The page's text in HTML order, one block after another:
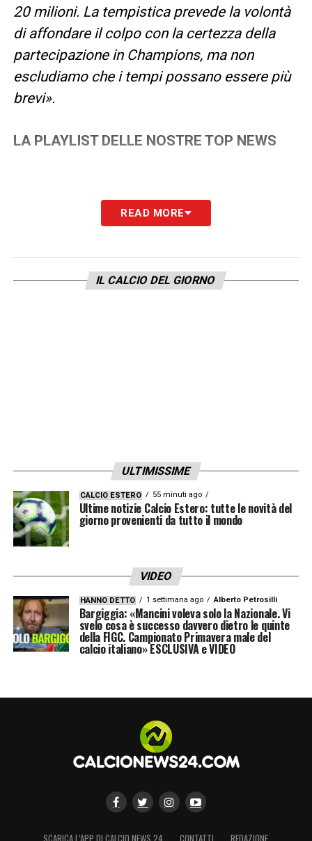
20 milioni. La tempistica prevede la volontà
di affondare il colpo con la certezza della
partecipazione in Champions, ma non
escludiamo che i tempi possano essere più
brevi».
LA PLAYLIST DELLE NOSTRE TOP NEWS
READ MORE
IL CALCIO DEL GIORNO
ULTIMISSIME
CALCIO ESTERO 55 minuti ago
Ultime notizie Calcio Estero: tutte le novità del
giorno provenienti da tutto il mondo
VIDEO
HANNO DETTO 1 settimana ago Alberto Petrosilli
Bargiggia: «Mancini voleva solo la Nazionale. Vi
svelo cosa è successo davvero dietro le quinte
della FIGC. Campionato Primavera male del
calcio italiano» ESCLUSIVA e VIDEO